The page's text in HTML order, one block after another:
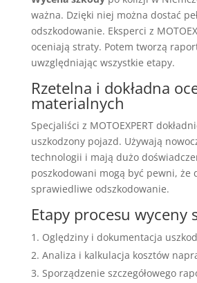
ważna. Dzięki niej można dostać
odszkodowanie. Eksperci z
oceniają straty. Potem tworzą
uwzględniając wszystkie etapy.
Rzetelna i dokładna
materialnych
Specjaliści z MOTOEXPERT
uszkodzony pojazd. Używają
technologii i mają dużo
poszkodowani mogą być pewni, że
sprawiedliwe odszkodowanie.
Etapy procesu wyceny
Oględziny i dokumentacja
Analiza i kalkulacja kosztów
Sporządzenie szczegółowego